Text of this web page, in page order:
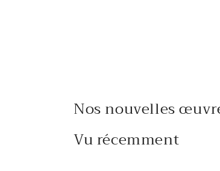
Nos nouvelles
Vu récemment